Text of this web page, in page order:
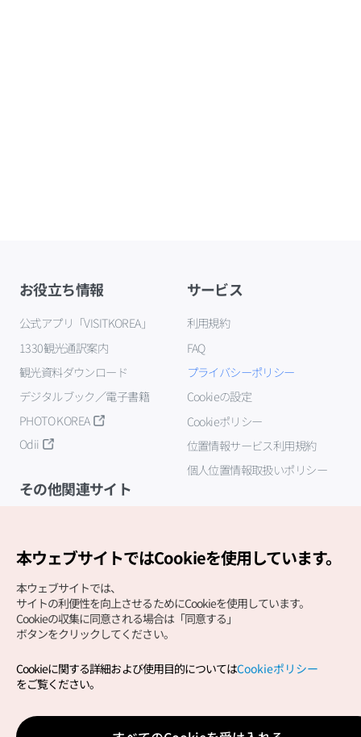
お役立ち情報
公式アプリ「VISITKOREA」
1330観光通訳案内
観光資料ダウンロード
デジタルブック／電子書籍
PHOTO KOREA
Odii
サービス
利用規約
FAQ
プライバシーポリシー
Cookieの設定
Cookieポリシー
位置情報サービス利用規約
個人位置情報取扱いポリシー
その他関連サイト
Copyright (c) Korea Tourism Organization All Rights
サイトエラー報告公式メール
japanese@knto.or.kr
本ウェブサイトではCookieを使用しています。
本ウェブサイトでは、
サイトの利便性を向上させるためにCookieを使用しています。
Cookieの収集に同意される場合は「同意する」
ボタンをクリックしてください。
Cookieに関する詳細および使用目的についてはCookieポリシー
をご覧ください。